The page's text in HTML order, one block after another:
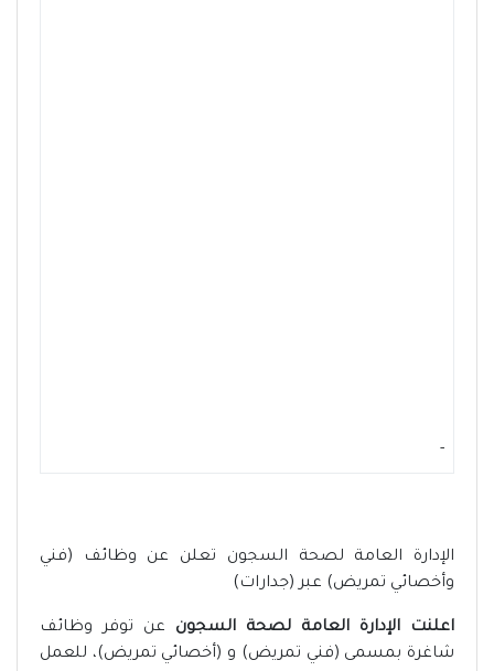
-
الإدارة العامة لصحة السجون تعلن عن وظائف (فني
وأخصائي تمريض) عبر (جدارات)
اعلنت الإدارة العامة لصحة السجون عن توفر وظائف
شاغرة بمسمى (فني تمريض) و (أخصائي تمريض)، للعمل